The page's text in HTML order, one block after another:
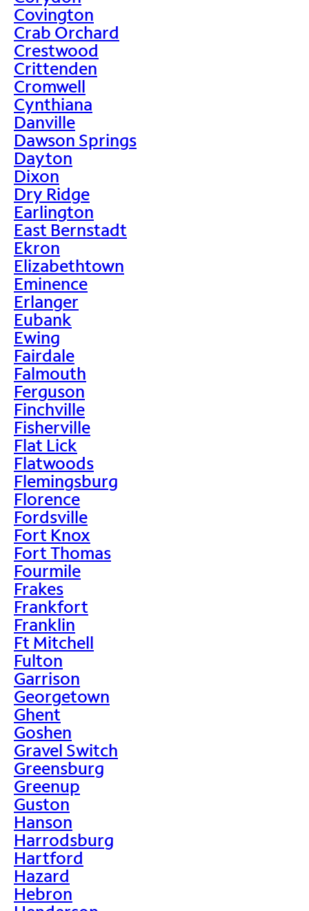
Covington
Crab Orchard
Crestwood
Crittenden
Cromwell
Cynthiana
Danville
Dawson Springs
Dayton
Dixon
Dry Ridge
Earlington
East Bernstadt
Ekron
Elizabethtown
Eminence
Erlanger
Eubank
Ewing
Fairdale
Falmouth
Ferguson
Finchville
Fisherville
Flat Lick
Flatwoods
Flemingsburg
Florence
Fordsville
Fort Knox
Fort Thomas
Fourmile
Frakes
Frankfort
Franklin
Ft Mitchell
Fulton
Garrison
Georgetown
Ghent
Goshen
Gravel Switch
Greensburg
Greenup
Guston
Hanson
Harrodsburg
Hartford
Hazard
Hebron